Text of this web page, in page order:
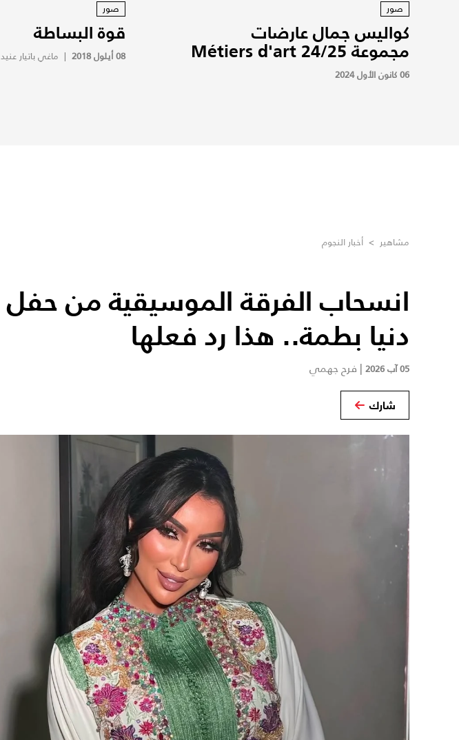
صور
كواليس جمال عارضات
مجموعة Métiers d'art 24/25
06 كانون الأول 2024
صور
قوة البساطة
08 أيلول 2018 | ماغي باتيار عنيد
مشاهير > أخبار النجوم
انسحاب الفرقة الموسيقية من حفل
دنيا بطمة.. هذا رد فعلها
05 آب 2026 | فرح جهمي
شارك